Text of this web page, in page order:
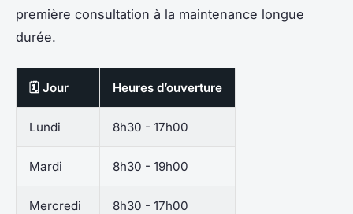
première consultation à la maintenance longue
durée.
🗓️ Jour Heures d’ouverture
Lundi 8h30 - 17h00
Mardi 8h30 - 19h00
Mercredi 8h30 - 17h00